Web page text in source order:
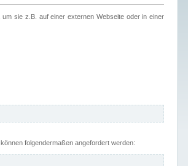
sie z.B. auf einer externen Webseite oder in einer
folgendermaßen angefordert werden: